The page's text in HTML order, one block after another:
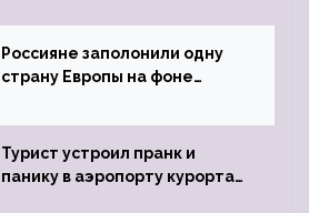
Россияне заполонили одну
страну Европы на фоне
виз
Турист устроил пранк и
панику в аэропорту курорта,